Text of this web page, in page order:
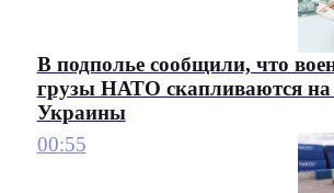
В подполье сообщили, что
грузы НАТО скапливаются на
Украины
00:55